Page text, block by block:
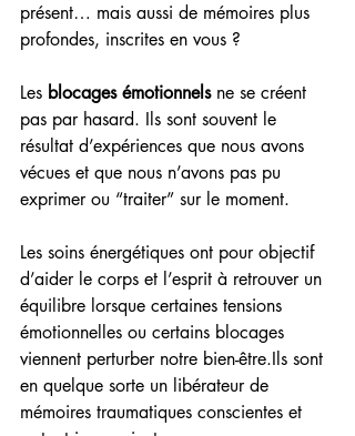
présent… mais aussi de mémoires plus
profondes, inscrites en vous ?
Les blocages émotionnels ne se créent
pas par hasard. Ils sont souvent le
résultat d’expériences que nous avons
vécues et que nous n’avons pas pu
exprimer ou “traiter” sur le moment.
Les soins énergétiques ont pour objectif
d’aider le corps et l’esprit à retrouver un
équilibre lorsque certaines tensions
émotionnelles ou certains blocages
viennent perturber notre bien-être.Ils sont
en quelque sorte un libérateur de
mémoires traumatiques conscientes et